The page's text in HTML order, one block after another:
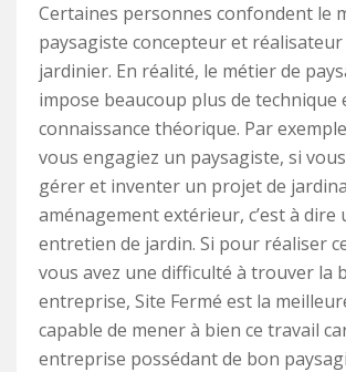
Certaines personnes confondent le
paysagiste concepteur et réalisateur
jardinier. En réalité, le métier de
impose beaucoup plus de technique
connaissance théorique. Par
vous engagiez un paysagiste, si
gérer et inventer un projet de
aménagement extérieur, c’est à dire
entretien de jardin. Si pour réaliser
vous avez une difficulté à trouver la
entreprise, Site Fermé est la
capable de mener à bien ce travail
entreprise possédant de bon